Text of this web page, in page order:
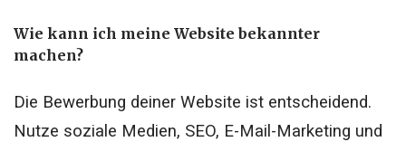
Wie kann ich meine Website bekannter
machen?
Die Bewerbung deiner Website ist entscheidend.
Nutze soziale Medien, SEO, E-Mail-Marketing und